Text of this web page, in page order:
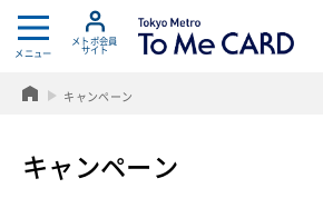
o
メニュー
メトポ会員
サイト
キャンペーン
キャンペーン